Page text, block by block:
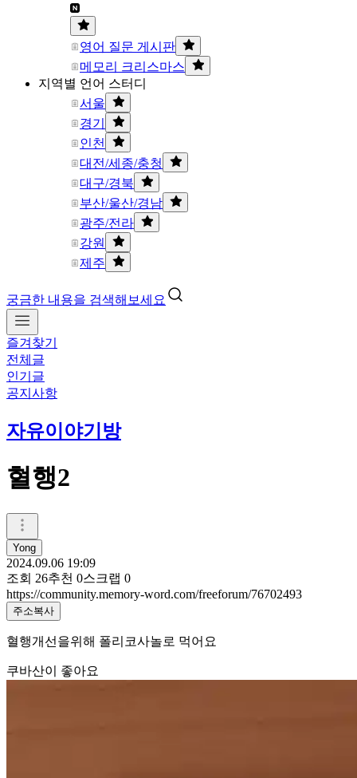
영어 질문 게시판
메모리 크리스마스
지역별 언어 스터디
서울
경기
인천
대전/세종/충청
대구/경북
부산/울산/경남
광주/전라
강원
제주
궁금한 내용을 검색해보세요
즐겨찾기
전체글
인기글
공지사항
자유이야기방
혈행2
Yong
2024.09.06 19:09
조회 26추천 0스크랩 0
https://community.memory-word.com/freeforum/76702493
주소복사
혈행개선을위해 폴리코사놀로 먹어요
쿠바산이 좋아요